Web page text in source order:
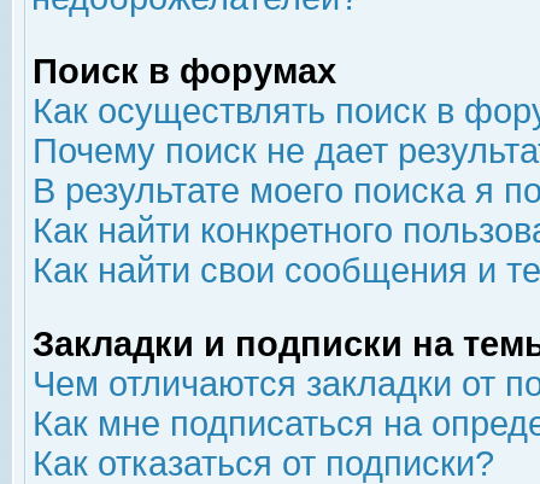
Поиск в форумах
Как осуществлять поиск в
Почему поиск не дает
В результате моего поиска я
Как найти конкретного
Как найти свои сообщения и
Закладки и подписки на
Чем отличаются закладки от
Как мне подписаться на
Как отказаться от подписки?